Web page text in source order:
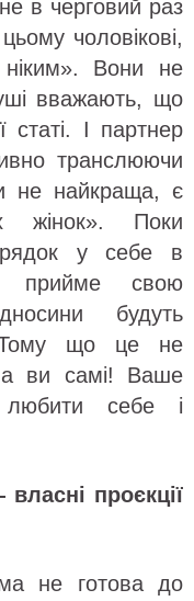
в черговий раз
чоловікові,
Вони не
вважають, що
статі. І партнер
транслюючи
не найкраща, є
жінок». Поки
у себе в
прийме свою
будуть
Тому що це не
ви самі! Ваше
себе і
проєкції
не готова до